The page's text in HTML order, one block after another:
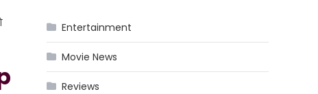
Entertainment
Movie News
Reviews